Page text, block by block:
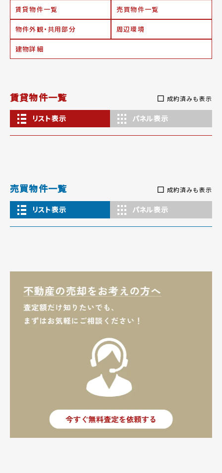
賃貸物件一覧 売買物件一覧
物件外観・共用部分 周辺環境
建物詳細
賃貸物件一覧 成約済みも表示
リスト表示 パネル表示
売買物件一覧 成約済みも表示
リスト表示 パネル表示